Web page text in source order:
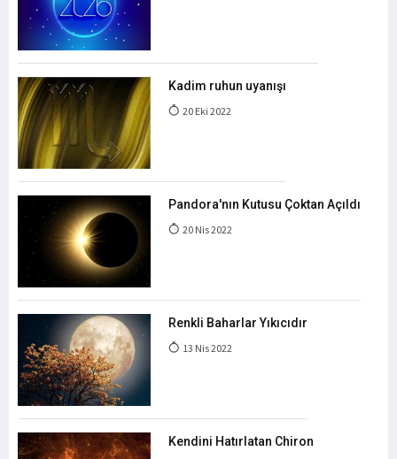
Kadim ruhun uyanışı
20 Eki 2022
Pandora'nın Kutusu Çoktan Açıldı
20 Nis 2022
Renkli Baharlar Yıkıcıdır
13 Nis 2022
Kendini Hatırlatan Chiron